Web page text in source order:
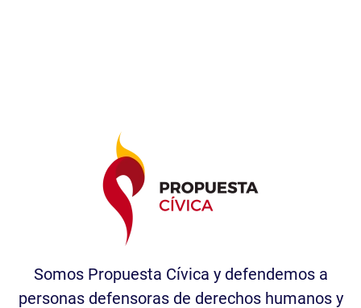
Somos Propuesta Cívica y defendemos a
personas defensoras de derechos humanos y